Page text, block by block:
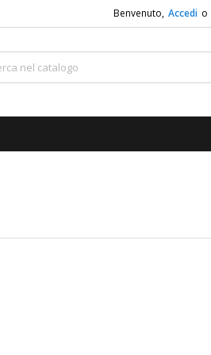
Benvenuto, Accedi o
×
×
×
×